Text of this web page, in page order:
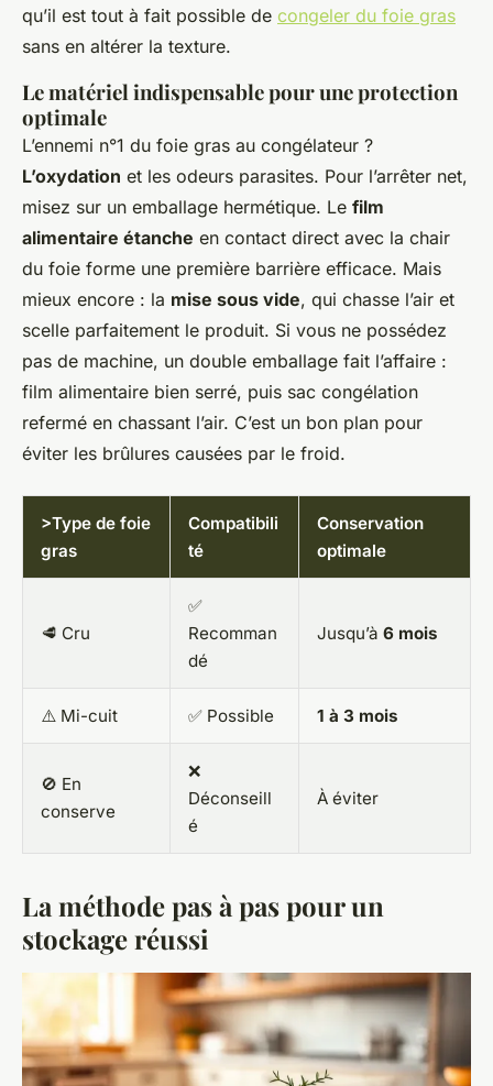
qu’il est tout à fait possible de congeler du foie gras
sans en altérer la texture.
Le matériel indispensable pour une protection
optimale
L’ennemi n°1 du foie gras au congélateur ?
L’oxydation et les odeurs parasites. Pour l’arrêter net,
misez sur un emballage hermétique. Le film
alimentaire étanche en contact direct avec la chair
du foie forme une première barrière efficace. Mais
mieux encore : la mise sous vide, qui chasse l’air et
scelle parfaitement le produit. Si vous ne possédez
pas de machine, un double emballage fait l’affaire :
film alimentaire bien serré, puis sac congélation
refermé en chassant l’air. C’est un bon plan pour
éviter les brûlures causées par le froid.
>Type de foie
gras
Compatibili
té
Conservation
optimale
🥩 Cru
✅
Recomman
dé
Jusqu’à 6 mois
⚠️ Mi-cuit ✅ Possible 1 à 3 mois
🚫 En
conserve
❌
Déconseill
é
À éviter
La méthode pas à pas pour un
stockage réussi